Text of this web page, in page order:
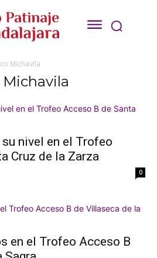
Michavila
Michavila
nivel en el Trofeo
Cruz de la Zarza
0
en el Trofeo Acceso B